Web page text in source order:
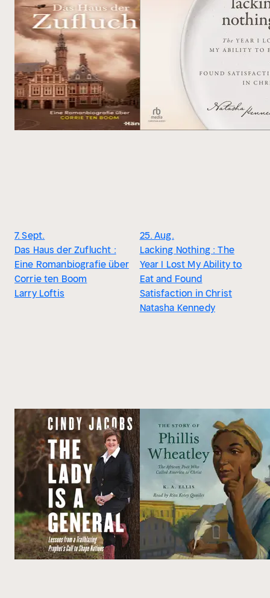
7. Sept.
Das Haus der Zuflucht :
Eine Romanbiografie über
Corrie ten Boom
Larry Loftis
25. Aug.
Lacking Nothing : The
Year I Lost My Ability to
Eat and Found
Satisfaction in Christ
Natasha Kennedy